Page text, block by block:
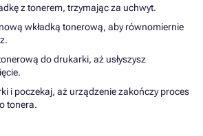
z tonerem, trzymając za uchwyt.
wkładką tonerową, aby równomiernie
do drukarki, aż usłyszysz
i poczekaj, aż urządzenie zakończy proces
tonera.